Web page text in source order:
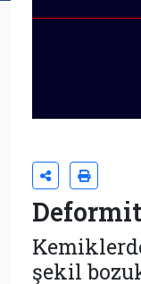
şekil